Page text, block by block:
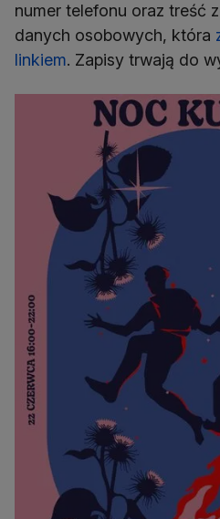
numer telefonu oraz treść
danych osobowych, która
linkiem. Zapisy trwają do